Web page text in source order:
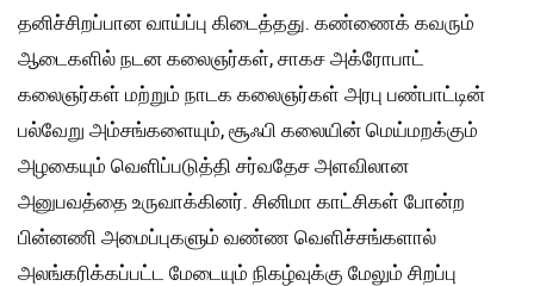
தனிச்சிறப்பான வாய்ப்பு கிடைத்தது. கண்ணைக் கவரும்
ஆடைகளில் நடன கலைஞர்கள், சாகச அக்ரோபாட்
கலைஞர்கள் மற்றும் நாடக கலைஞர்கள் அரபு பண்பாட்டின்
பல்வேறு அம்சங்களையும், சூஃபி கலையின் மெய்மறக்கும்
அழகையும் வெளிப்படுத்தி சர்வதேச அளவிலான
அனுபவத்தை உருவாக்கினர். சினிமா காட்சிகள் போன்ற
பின்னணி அமைப்புகளும் வண்ண வெளிச்சங்களால்
அலங்கரிக்கப்பட்ட மேடையும் நிகழ்வுக்கு மேலும் சிறப்பு